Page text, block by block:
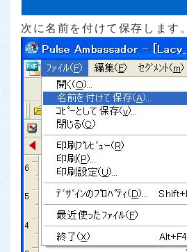
次に名前を付けて保存します。